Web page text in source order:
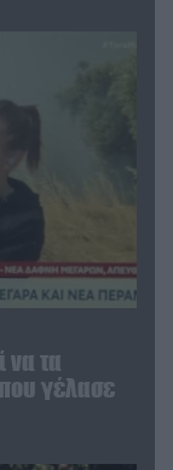
να τα
γέλασε